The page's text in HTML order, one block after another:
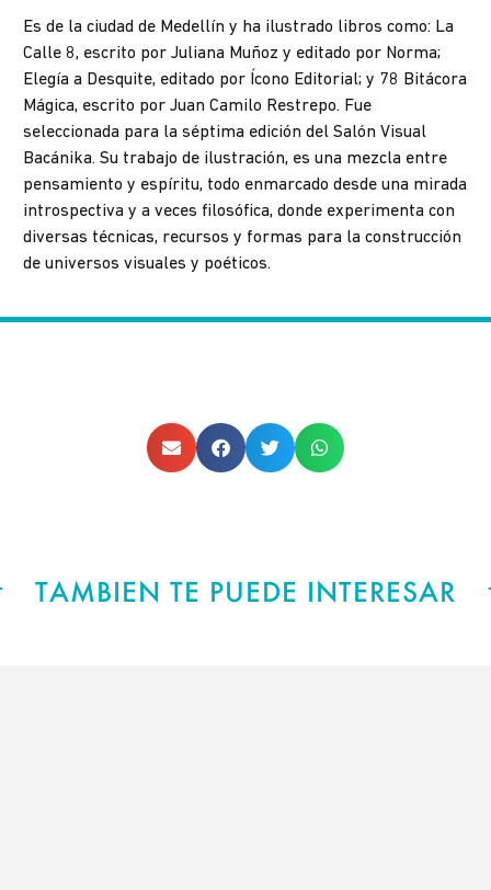
Es de la ciudad de Medellín y ha ilustrado libros como: La
Calle 8, escrito por Juliana Muñoz y editado por Norma;
Elegía a Desquite, editado por Ícono Editorial; y 78 Bitácora
Mágica, escrito por Juan Camilo Restrepo. Fue
seleccionada para la séptima edición del Salón Visual
Bacánika. Su trabajo de ilustración, es una mezcla entre
pensamiento y espíritu, todo enmarcado desde una mirada
introspectiva y a veces filosófica, donde experimenta con
diversas técnicas, recursos y formas para la construcción
de universos visuales y poéticos.
TAMBIEN TE PUEDE INTERESAR